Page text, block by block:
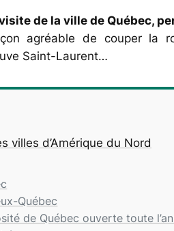
de la ville de Québec,
agréable de couper la
Saint-Laurent…
villes d’Amérique du Nord
Québec
de Québec ouverte toute